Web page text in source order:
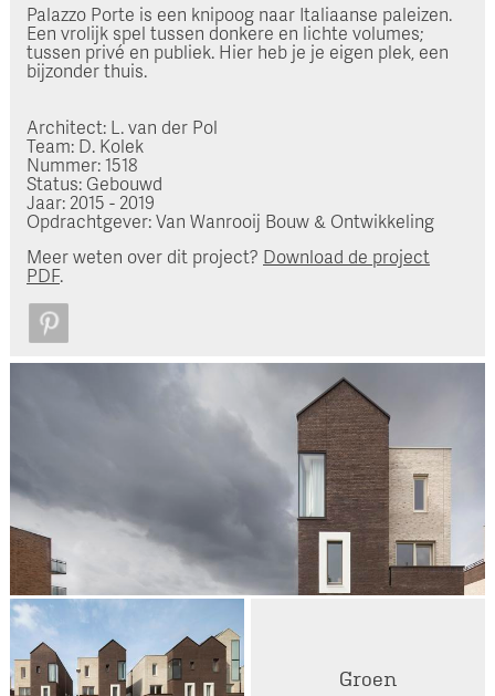
Palazzo Porte is een knipoog naar Italiaanse paleizen.
Een vrolijk spel tussen donkere en lichte volumes;
tussen privé en publiek. Hier heb je je eigen plek, een
bijzonder thuis.
Architect: L. van der Pol
Team: D. Kolek
Nummer: 1518
Status: Gebouwd
Jaar: 2015 - 2019
Opdrachtgever: Van Wanrooij Bouw & Ontwikkeling
Meer weten over dit project? Download de project
PDF.
Groen